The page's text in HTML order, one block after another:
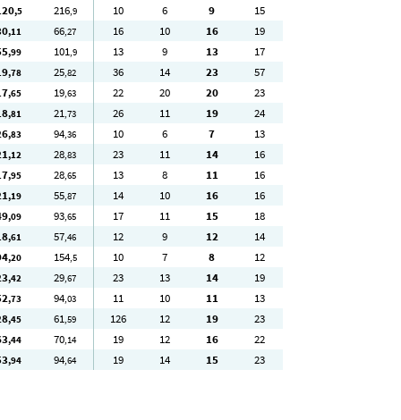
,5 216,9 10 6 9
15
,11 66,27 16 10 16
19
,99 101,9 13 9 13
17
,78 25,82 36 14 23
57
,65 19,63 22 20 20
23
,81 21,73 26 11 19
24
,83 94,36 10 6 7
13
,12 28,83 23 11 14
16
,95 28,65 13 8 11
16
,19 55,87 14 10 16
16
,09 93,65 17 11 15
18
,61 57,46 12 9 12
14
,20 154,5 10 7 8
12
,42 29,67 23 13 14
19
,73 94,03 11 10 11
13
,45 61,59 126 12 19
23
,44 70,14 19 12 16
22
,94 94,64 19 14 15 23